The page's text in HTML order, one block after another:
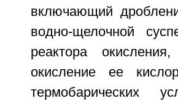
включающий
водно-щелочной
реактора
окисление ее
термобарических